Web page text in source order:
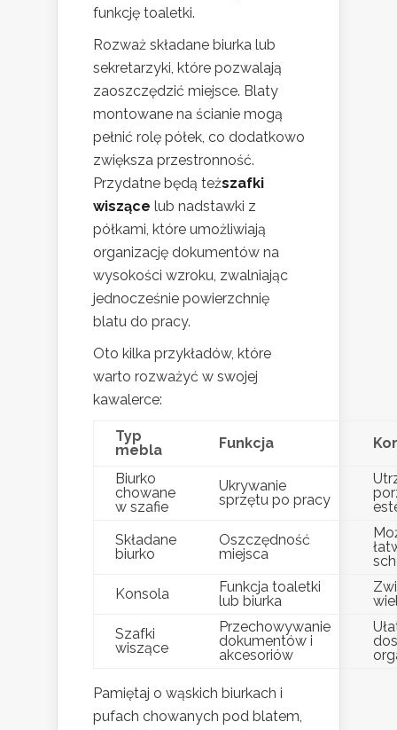
funkcję toaletki.
Rozważ składane biurka lub
sekretarzyki, które pozwalają
zaoszczędzić miejsce. Blaty
montowane na ścianie mogą
pełnić rolę półek, co dodatkowo
zwiększa przestronność.
Przydatne będą teższafki
wiszące lub nadstawki z
półkami, które umożliwiają
organizację dokumentów na
wysokości wzroku, zwalniając
jednocześnie powierzchnię
blatu do pracy.
Oto kilka przykładów, które
warto rozważyć w swojej
kawalerce:
Typ
mebla
Funkcja
Biurko
chowane
w szafie
Ukrywanie
sprzętu po pracy
Składane
biurko
Oszczędność
miejsca
Konsola
Funkcja toaletki
lub biurka
Szafki
wiszące
Przechowywanie
dokumentów i
akcesoriów
Pamiętaj o wąskich biurkach i
pufach chowanych pod blatem,